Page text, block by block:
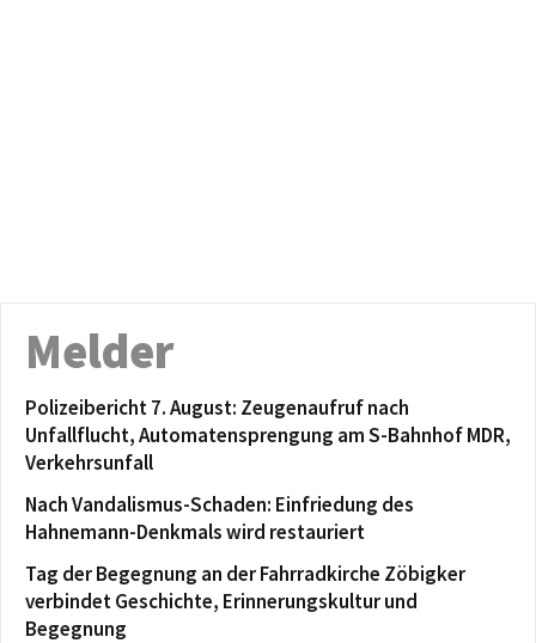
Melder
Polizeibericht 7. August: Zeugenaufruf nach
Unfallflucht, Automatensprengung am S-Bahnhof MDR,
Verkehrsunfall
Nach Vandalismus-Schaden: Einfriedung des
Hahnemann-Denkmals wird restauriert
Tag der Begegnung an der Fahrradkirche Zöbigker
verbindet Geschichte, Erinnerungskultur und
Begegnung